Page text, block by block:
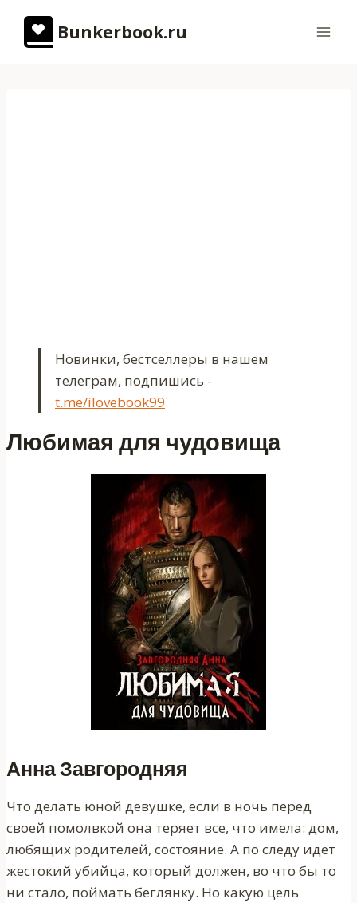
содержимому
Bunkerbook.ru
Новинки, бестселлеры в нашем
телеграм, подпишись -
t.me/ilovebook99
Любимая для чудовища
Анна Завгородняя
Что делать юной девушке, если в ночь перед
своей помолвкой она теряет все, что имела: дом,
любящих родителей, состояние. А по следу идет
жестокий убийца, который должен, во что бы то
ни стало, поймать беглянку. Но какую цель